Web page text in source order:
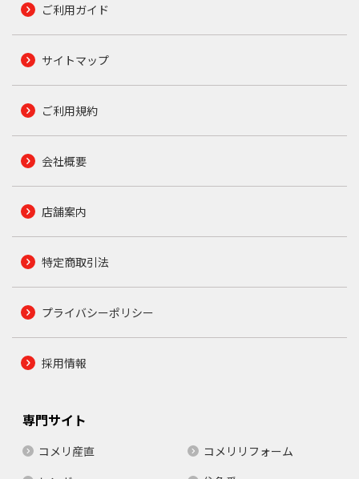
ご利用ガイド
サイトマップ
ご利用規約
会社概要
店舗案内
特定商取引法
プライバシーポリシー
採用情報
専門サイト
コメリ産直
コメリリフォーム